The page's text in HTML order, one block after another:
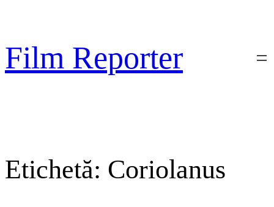
conținut
Film Reporter
Etichetă: Coriolanus